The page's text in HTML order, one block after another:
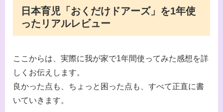
日本育児「おくだけドアーズ」を1年使
ったリアルレビュー
ここからは、実際に我が家で1年間使ってみた感想を詳
しくお伝えします。
良かった点も、ちょっと困った点も、すべて正直に書
いていきます。